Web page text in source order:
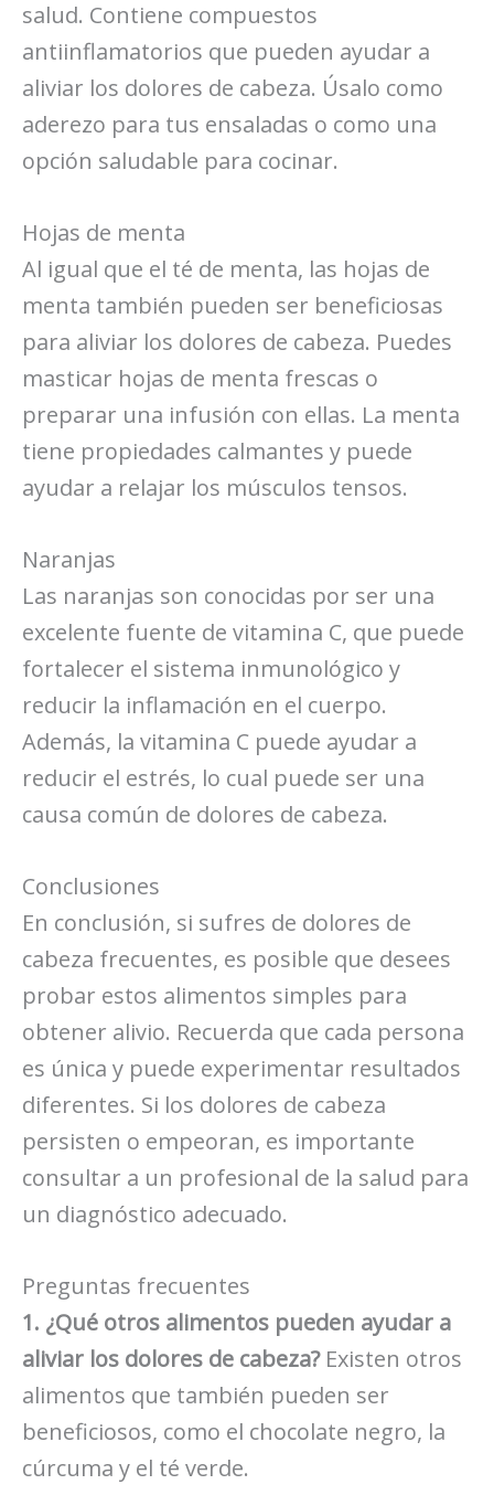
salud. Contiene compuestos
antiinflamatorios que pueden ayudar a
aliviar los dolores de cabeza. Úsalo como
aderezo para tus ensaladas o como una
opción saludable para cocinar.
Hojas de menta
Al igual que el té de menta, las hojas de
menta también pueden ser beneficiosas
para aliviar los dolores de cabeza. Puedes
masticar hojas de menta frescas o
preparar una infusión con ellas. La menta
tiene propiedades calmantes y puede
ayudar a relajar los músculos tensos.
Naranjas
Las naranjas son conocidas por ser una
excelente fuente de vitamina C, que puede
fortalecer el sistema inmunológico y
reducir la inflamación en el cuerpo.
Además, la vitamina C puede ayudar a
reducir el estrés, lo cual puede ser una
causa común de dolores de cabeza.
Conclusiones
En conclusión, si sufres de dolores de
cabeza frecuentes, es posible que desees
probar estos alimentos simples para
obtener alivio. Recuerda que cada persona
es única y puede experimentar resultados
diferentes. Si los dolores de cabeza
persisten o empeoran, es importante
consultar a un profesional de la salud para
un diagnóstico adecuado.
Preguntas frecuentes
1. ¿Qué otros alimentos pueden ayudar a
aliviar los dolores de cabeza?Existen otros
alimentos que también pueden ser
beneficiosos, como el chocolate negro, la
cúrcuma y el té verde.